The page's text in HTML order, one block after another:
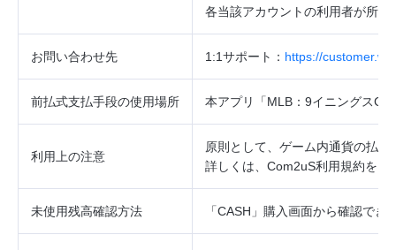
各当該アカウントの利用者が所
お問い合わせ先 1:1サポート： https://
前払式支払手段の使用場所 本アプリ「MLB ： 9イニングスGM
利用上の注意
原則として、ゲーム内通貨の払
詳しくは、 Com2uS利用規約をご
未使用残高確認方法 「CASH 」購入画面から確認でき